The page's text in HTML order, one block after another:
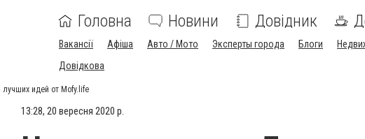
Головна Новини Довідник
Вакансії Афіша Авто / Мото Эксперты города Блоги
Довідкова
лучших идей от Mofy.life
13:28, 20 вересня 2020 р.